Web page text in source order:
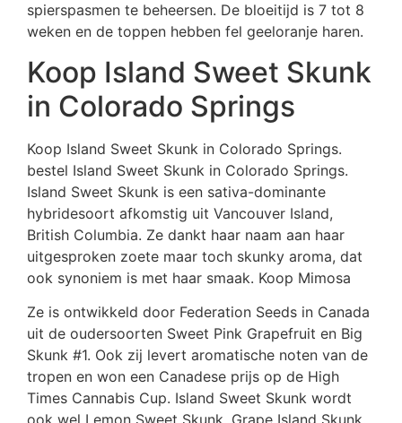
spierspasmen te beheersen. De bloeitijd is 7 tot 8
weken en de toppen hebben fel geeloranje haren.
Koop Island Sweet Skunk
in Colorado Springs
Koop Island Sweet Skunk in Colorado Springs.
bestel Island Sweet Skunk in Colorado Springs.
Island Sweet Skunk is een sativa-dominante
hybridesoort afkomstig uit Vancouver Island,
British Columbia. Ze dankt haar naam aan haar
uitgesproken zoete maar toch skunky aroma, dat
ook synoniem is met haar smaak. Koop Mimosa
Ze is ontwikkeld door Federation Seeds in Canada
uit de oudersoorten Sweet Pink Grapefruit en Big
Skunk #1. Ook zij levert aromatische noten van de
tropen en won een Canadese prijs op de High
Times Cannabis Cup. Island Sweet Skunk wordt